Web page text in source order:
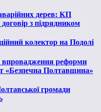
дерев: КП
з підрядником
колектор на Подолі
реформи
«Безпечна Полтавщина»
громади